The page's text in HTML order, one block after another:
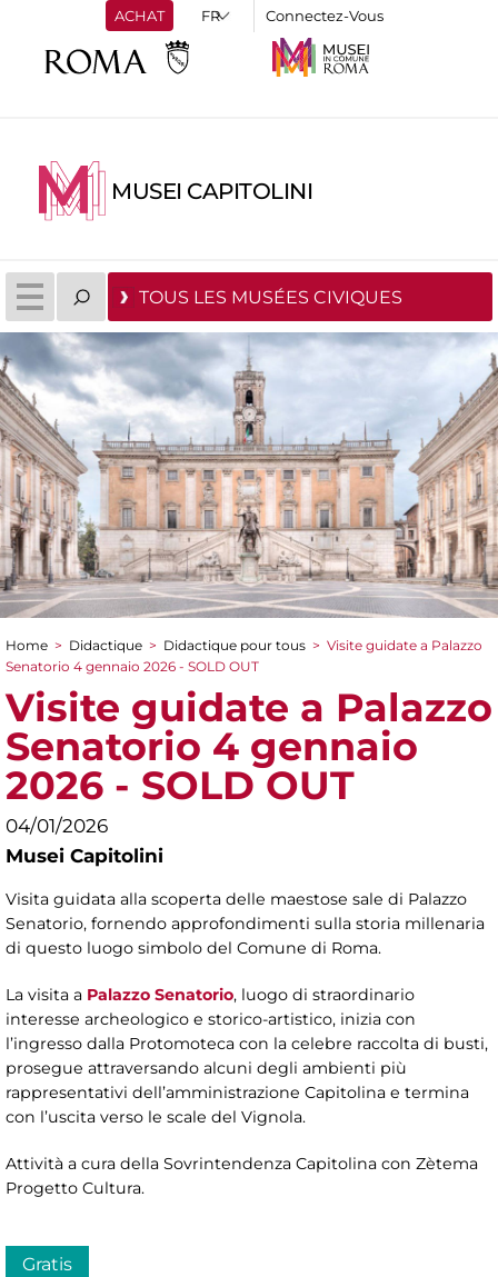
ACHAT Connectez-Vous
MUSEI CAPITOLINI
TOUS LES MUSÉES CIVIQUES
You are here
Home > Didactique > Didactique pour tous > Visite guidate a Palazzo
Senatorio 4 gennaio 2026 - SOLD OUT
Visite guidate a Palazzo
Senatorio 4 gennaio
2026 - SOLD OUT
04/01/2026
Musei Capitolini
Visita guidata alla scoperta delle maestose sale di Palazzo
Senatorio, fornendo approfondimenti sulla storia millenaria
di questo luogo simbolo del Comune di Roma.
La visita a Palazzo Senatorio, luogo di straordinario
interesse archeologico e storico-artistico, inizia con
l’ingresso dalla Protomoteca con la celebre raccolta di busti,
prosegue attraversando alcuni degli ambienti più
rappresentativi dell’amministrazione Capitolina e termina
con l’uscita verso le scale del Vignola.
Attività a cura della Sovrintendenza Capitolina con Zètema
Progetto Cultura.
Gratis